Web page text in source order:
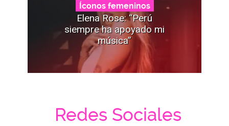
Íconos femeninos
Elena Rose: “Perú
siempre ha apoyado mi
música”
Redes Sociales